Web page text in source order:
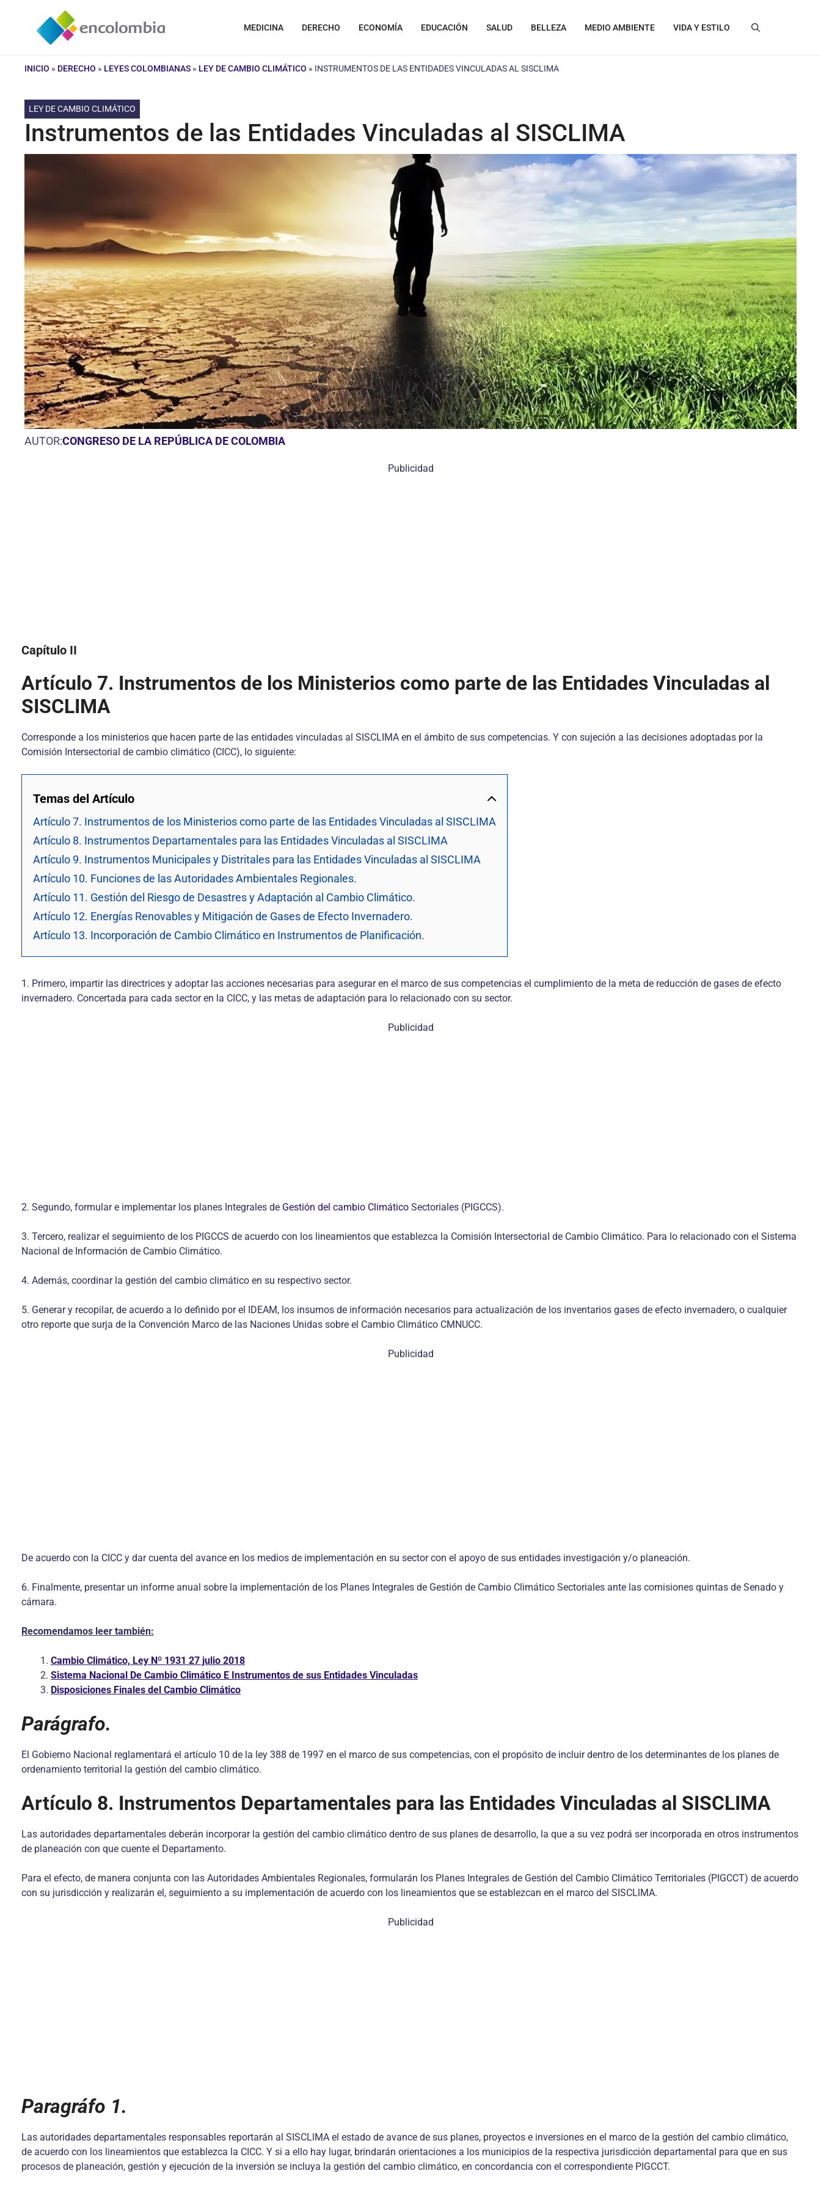
contenido
MEDICINA DERECHO ECONOMÍA EDUCACIÓN SALUD BELLEZA MEDIO AMBIENTE VIDA Y ESTILO
INICIO » DERECHO » LEYES COLOMBIANAS » LEY DE CAMBIO CLIMÁTICO » INSTRUMENTOS DE LAS ENTIDADES VINCULADAS AL SISCLIMA
LEY DE CAMBIO CLIMÁTICO
Instrumentos de las Entidades Vinculadas al SISCLIMA
AUTOR:CONGRESO DE LA REPÚBLICA DE COLOMBIA
Publicidad
Capítulo II
Artículo 7. Instrumentos de los Ministerios como parte de las Entidades Vinculadas al
SISCLIMA
Corresponde a los ministerios que hacen parte de las entidades vinculadas al SISCLIMA en el ámbito de sus competencias. Y con sujeción a las decisiones adoptadas por la
Comisión Intersectorial de cambio climático (CICC), lo siguiente:
Temas del Artículo
Artículo 7. Instrumentos de los Ministerios como parte de las Entidades Vinculadas al SISCLIMA
Artículo 8. Instrumentos Departamentales para las Entidades Vinculadas al SISCLIMA
Artículo 9. Instrumentos Municipales y Distritales para las Entidades Vinculadas al SISCLIMA
Artículo 10. Funciones de las Autoridades Ambientales Regionales.
Artículo 11. Gestión del Riesgo de Desastres y Adaptación al Cambio Climático.
Artículo 12. Energías Renovables y Mitigación de Gases de Efecto Invernadero.
Artículo 13. Incorporación de Cambio Climático en Instrumentos de Planificación.
1. Primero, impartir las directrices y adoptar las acciones necesarias para asegurar en el marco de sus competencias el cumplimiento de la meta de reducción de gases de efecto
invernadero. Concertada para cada sector en la CICC, y las metas de adaptación para lo relacionado con su sector.
Publicidad
2. Segundo, formular e implementar los planes Integrales de Gestión del cambio Climático Sectoriales (PIGCCS).
3. Tercero, realizar el seguimiento de los PIGCCS de acuerdo con los lineamientos que establezca la Comisión IntersectoriaI de Cambio Climático. Para lo relacionado con el Sistema
Nacional de Información de Cambio Climático.
4. Además, coordinar la gestión del cambio climático en su respectivo sector.
5. Generar y recopilar, de acuerdo a lo definido por el IDEAM, los insumos de información necesarios para actualización de los inventarios gases de efecto invernadero, o cualquier
otro reporte que surja de la Convención Marco de las Naciones Unidas sobre el Cambio Climático CMNUCC.
Publicidad
De acuerdo con la CICC y dar cuenta del avance en los medios de implementación en su sector con el apoyo de sus entidades investigación y/o planeación.
6. Finalmente, presentar un informe anual sobre la implementación de los Planes Integrales de Gestión de Cambio Climático Sectoriales ante las comisiones quintas de Senado y
cámara.
Recomendamos leer también:
Cambio Climático, Ley Nº 1931 27 julio 2018
Sistema Nacional De Cambio Climático E Instrumentos de sus Entidades Vinculadas
Disposiciones Finales del Cambio Climático
Parágrafo.
El Gobierno Nacional reglamentará el artículo 10 de la ley 388 de 1997 en el marco de sus competencias, con el propósito de incluir dentro de los determinantes de los planes de
ordenamiento territorial la gestión del cambio climático.
Artículo 8. Instrumentos Departamentales para las Entidades Vinculadas al SISCLIMA
Las autoridades departamentales deberán incorporar la gestión del cambio climático dentro de sus planes de desarrollo, la que a su vez podrá ser incorporada en otros instrumentos
de planeación con que cuente el Departamento.
Para el efecto, de manera conjunta con las Autoridades Ambientales Regionales, formularán los Planes Integrales de Gestión del Cambio Climático Territoriales (PIGCCT) de acuerdo
con su jurisdicción y realizarán el, seguimiento a su implementación de acuerdo con los lineamientos que se establezcan en el marco del SISCLlMA.
Publicidad
Paragráfo 1.
Las autoridades departamentales responsables reportarán al SISCLlMA el estado de avance de sus planes, proyectos e inversiones en el marco de la gestión del cambio climático,
de acuerdo con los lineamientos que establezca la CICC. Y si a ello hay lugar, brindarán orientaciones a los municipios de la respectiva jurisdicción departamental para que en sus
procesos de planeación, gestión y ejecución de la inversión se incluya la gestión del cambio climático, en concordancia con el correspondiente PIGCCT.